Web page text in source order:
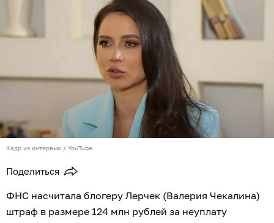
Кадр из интервью / YouTube
Поделиться
ФНС насчитала блогеру Лерчек (Валерия Чекалина)
штраф в размере 124 млн рублей за неуплату